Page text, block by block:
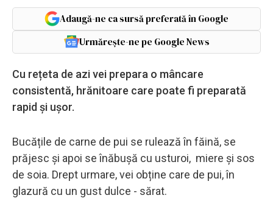
Adaugă-ne ca sursă preferată în Google
Urmărește-ne pe Google News
Cu rețeta de azi vei prepara o mâncare
consistentă, hrănitoare care poate fi preparată
rapid și ușor.
Bucățile de carne de pui se rulează în făină, se
prăjesc și apoi se înăbușă cu usturoi, miere și sos
de soia. Drept urmare, vei obține care de pui, în
glazură cu un gust dulce - sărat.